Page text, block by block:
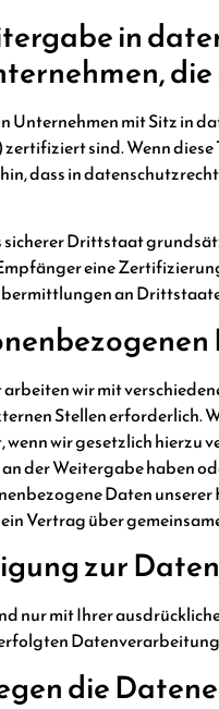
in
Unternehmen mit Sitz in
sind. Wenn
dass in
sicherer Drittstaat
eine
an
wir mit
Stellen erforderlich.
wir gesetzlich hierzu
an der Weitergabe
Daten
Vertrag über
zur
nur mit Ihrer
die